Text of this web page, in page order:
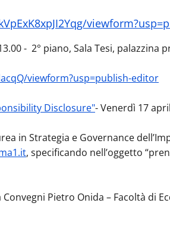
- 2° piano, Sala Tesi, palazzina
viewform?usp=publish-editor
Disclosure"-Venerdì 17
in Strategia e Governance
, specificando nell’oggetto
Convegni Pietro Onida – Facoltà di